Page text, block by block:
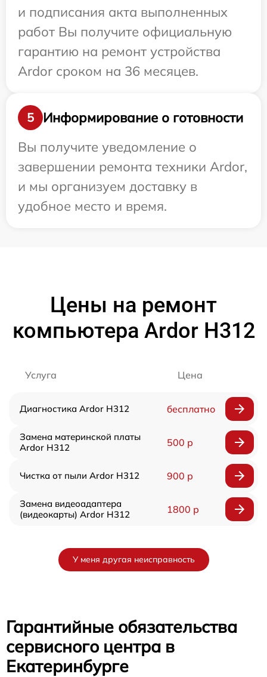
и подписания акта выполненных
работ Вы получите официальную
гарантию на ремонт устройства
Ardor сроком на 36 месяцев.
5
Информирование о готовности
Вы получите уведомление о
завершении ремонта техники Ardor,
и мы организуем доставку в
удобное место и время.
Цены на ремонт
компьютера Ardor H312
Услуга Цена
Диагностика Ardor H312 бесплатно
Замена материнской платы
Ardor H312
500 р
Чистка от пыли Ardor H312 900 р
Замена видеоадаптера
(видеокарты) Ardor H312
1800 р
У меня другая неисправность
Гарантийные обязательства
сервисного центра в
Екатеринбурге